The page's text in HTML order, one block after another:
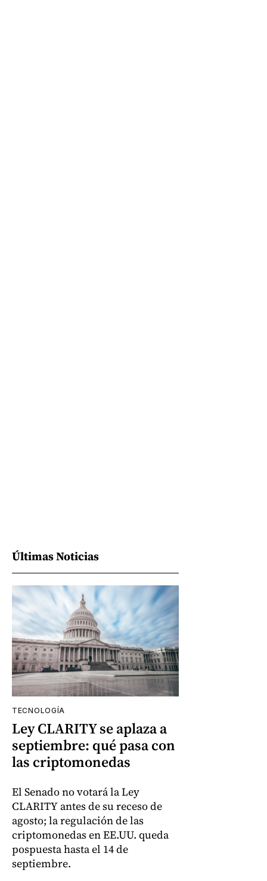
Últimas Noticias
TECNOLOGÍA
Ley CLARITY se aplaza a
septiembre: qué pasa con
las criptomonedas
El Senado no votará la Ley
CLARITY antes de su receso de
agosto; la regulación de las
criptomonedas en EE.UU. queda
pospuesta hasta el 14 de
septiembre.